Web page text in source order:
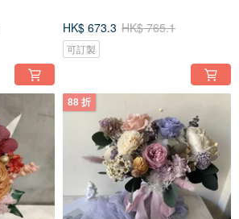
HK$ 673.3 HK$ 765.1
可訂製
88 折